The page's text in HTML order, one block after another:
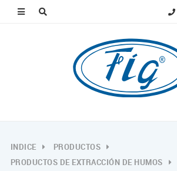
INDICE
PRODUCTOS
PRODUCTOS DE EXTRACCIÓN DE HUMOS